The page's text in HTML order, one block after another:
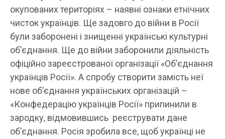
окупованих територіях – наявні ознаки етнічних
чисток українців. Ще задовго до війни в Росії
були заборонені і знищенні українські культурні
об’єднання. Ще до війни заборонили діяльність
офіційно зареєстрованої організації «Об’єднання
українців Росії». А спробу створити замість неї
нове об’єднання українських організацій –
«Конфедерацію українців Росії» припинили в
зародку, відмовившись реєструвати дане
об’єднання. Росія зробила все, щоб українці не